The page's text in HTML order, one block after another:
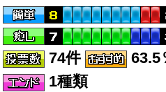
74件
63.5
1種類